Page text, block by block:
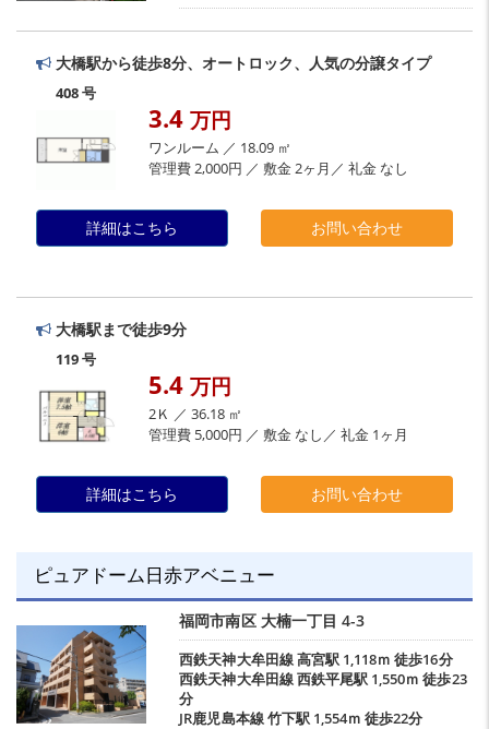
大橋駅から徒歩8分、オートロック、人気の分譲タイプ
408 号
3.4 万円
ワンルーム ／ 18.09 ㎡
管理費 2,000円 ／ 敷金 2ヶ月／ 礼金 なし
詳細はこちら お問い合わせ
大橋駅まで徒歩9分
119 号
5.4 万円
2Ｋ ／ 36.18 ㎡
管理費 5,000円 ／ 敷金 なし／ 礼金 1ヶ月
詳細はこちら お問い合わせ
ピュアドーム日赤アベニュー
福岡市南区 大楠一丁目 4-3
西鉄天神大牟田線高宮駅1,118ｍ 徒歩16分
西鉄天神大牟田線西鉄平尾駅 1,550ｍ 徒歩23
分
JR鹿児島本線竹下駅1,554ｍ 徒歩22分